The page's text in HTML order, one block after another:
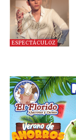
ESPECTÁCULOZ